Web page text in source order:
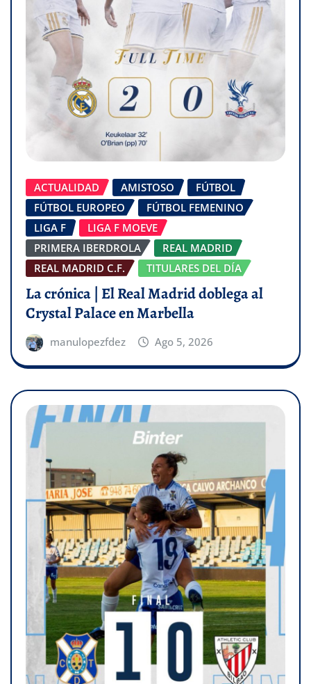
ACTUALIDAD AMISTOSO
FÚTBOL
FÚTBOL EUROPEO
FÚTBOL FEMENINO
LIGA F
LIGA F MOEVE
PRIMERA IBERDROLA
REAL MADRID
REAL MADRID C.F.
TITULARES DEL DÍA
La crónica | El Real Madrid doblega al
Crystal Palace en Marbella
manulopezfdez Ago 5, 2026